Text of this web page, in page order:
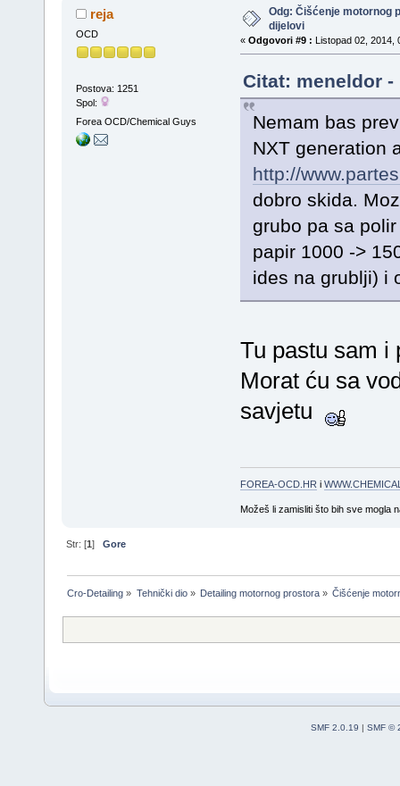
reja
OCD
Postova: 1251
Spol:
Forea OCD/Chemical Guys
Odg: Čišćenje motornog
dijelovi
« Odgovori #9 : Listopad 02, 2014,
Citat: meneldor
Nemam bas
NXT generation
http://
dobro skida.
grubo pa sa
papir 1000 ->
ides na grublji) i
Tu pastu sam i
Morat ću sa
savjetu
FOREA-OCD.HR i
Možeš li zamisliti što bih sve mogla
Str: [1]Gore
Cro-Detailing » Tehnički dio» Detailing motornog prostora» Čišćenje
SMF 2.0.19 | SMF ©